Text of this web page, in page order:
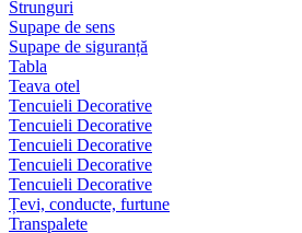
Strunguri
Supape de sens
Supape de siguranță
Tabla
Teava otel
Tencuieli Decorative
Tencuieli Decorative
Tencuieli Decorative
Tencuieli Decorative
Tencuieli Decorative
Țevi, conducte, furtune
Transpalete